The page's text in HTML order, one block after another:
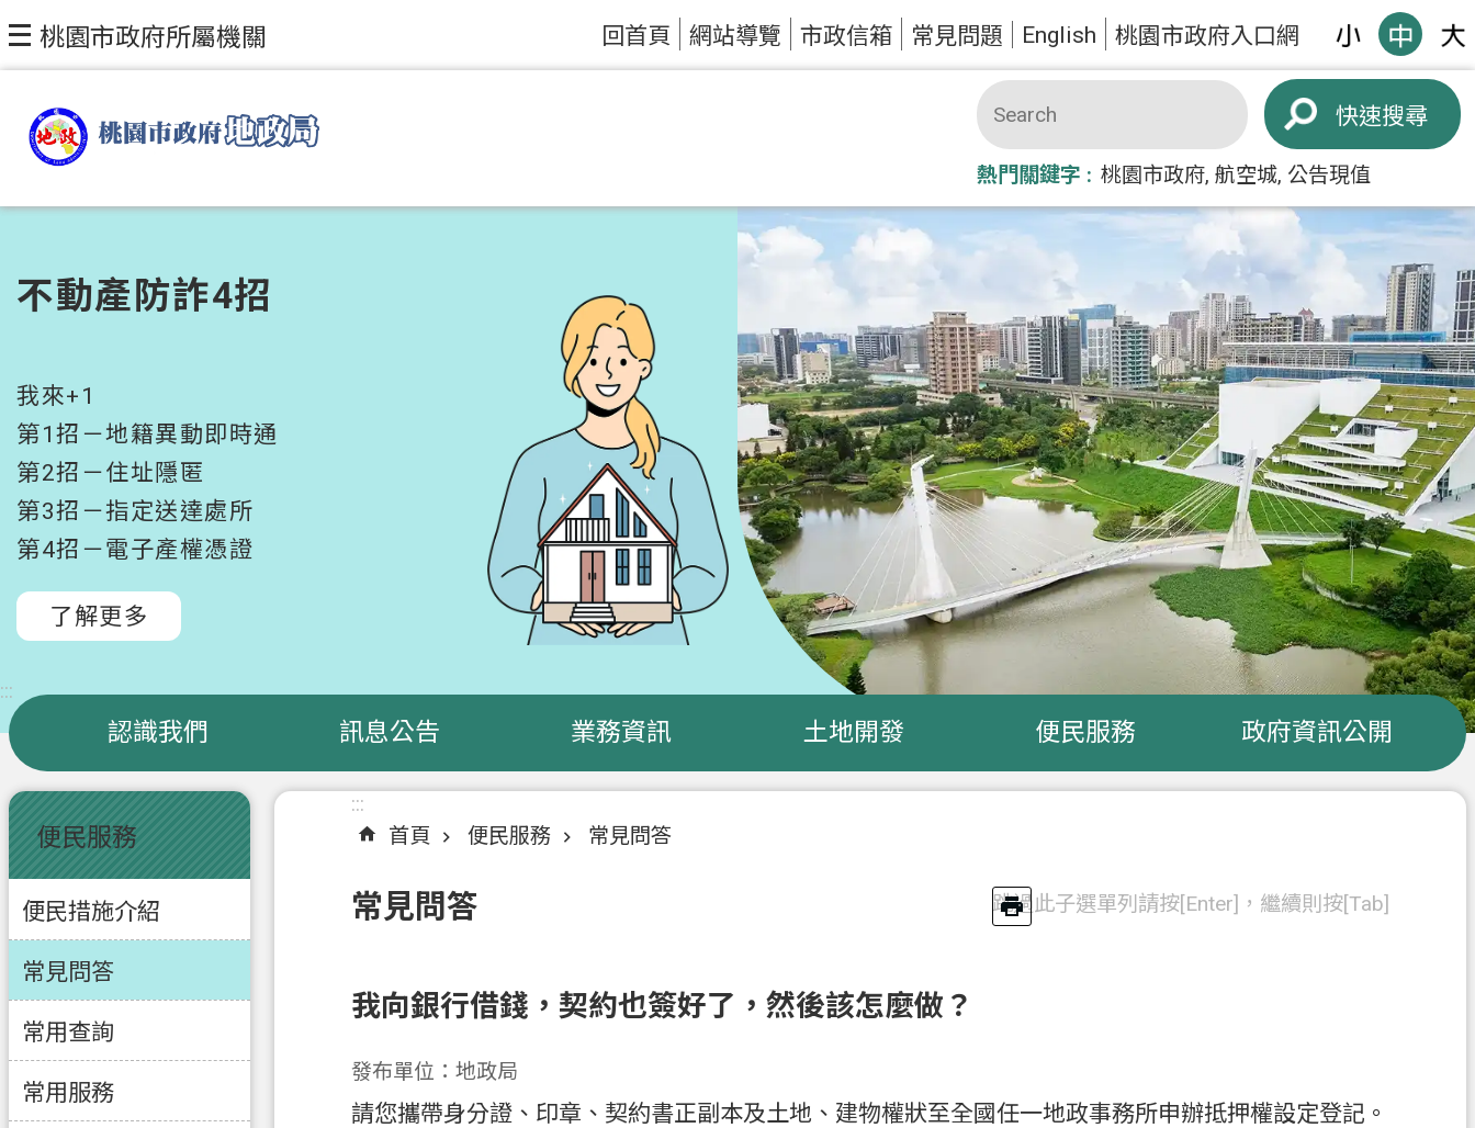
跳到主要內容區塊
桃園市政府所屬機關 回首頁 網站導覽 市政信箱 常見問題 English 桃園市政府入口網
搜尋
熱門關鍵字 桃園市政府 航空城 公告現值
不動產防詐4招
我來+1
第1招－地籍異動即時通
第2招－住址隱匿
第3招－指定送達處所
第4招－電子產權憑證
了解更多
:::
認識我們 訊息公告 業務資訊 土地開發 便民服務 政府資訊公開
:::
便民服務
便民措施介紹
常見問答
常用查詢
常用服務
:::
首頁
便民服務 常見問答
常見問答 跳過此子選單列請按[Enter]，繼續則按[Tab]
我向銀行借錢，契約也簽好了，然後該怎麼做？
發布單位：地政局
請您攜帶身分證、印章、契約書正副本及土地、建物權狀至全國任一地政事務所申辦抵押權設定登記。